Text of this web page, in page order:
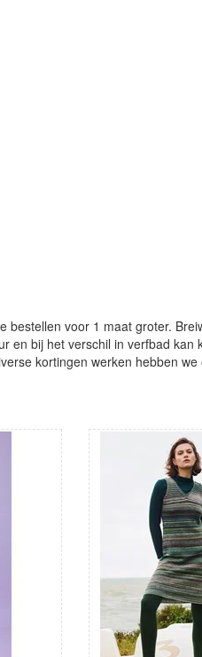
bestellen voor 1 maat groter.
en bij het verschil in verfbad kan
kortingen werken hebben